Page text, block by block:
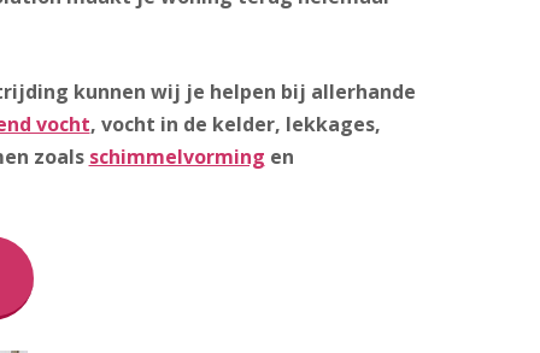
kunnen wij je helpen bij allerhande
vocht, vocht in de kelder, lekkages,
zoals schimmelvorming en